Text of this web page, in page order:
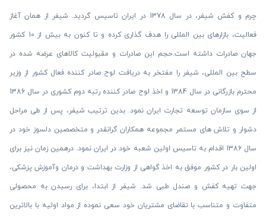
چرم و کفش شیفر، در سال 1378 در ایران تاسیس گردید. شیفر از همان آغاز
فعالیت، بازارهای بین المللی را هدف گذاری کرده و تا کنون به بیش از 10 کشور
جهان صادرات داشته است.حجم این صادرات و مقبولیت کالاهای عرضه شده در
سطح بین المللی، شیفر را مفتخر به دریافت لوح صادر کننده فعال کشور از وزیر
محترم بازرگانی در سال 1384 و اخذ لوح صادر کننده رتبه دوم کشوری در سال 1386
از سوی سازمان توسعه تجارت ایران نمود. بدین ترتیب شیفر، پس از طی مراحل
دشوار و تلاش های مستمر مجموعه همکاران گرانقدر و متخصصین دلسوز خود در
سال 1386 اقدام به تاسیس اولین شعبه خود در ایران نمود. درهمین زمان نیز برای
اولین بار در کشور موفق به اخذ گواهی از وزارت بهداشت و درمان وآموزش پزشکی،
جهت تهیه کفش و صندل طبی شد. شیفر از ابتدا، برای رسیدن به محصولی
متفاوت و متناسب با تقاضای مشتریان خود سعی نموده از مواد اولیه با بالاترین